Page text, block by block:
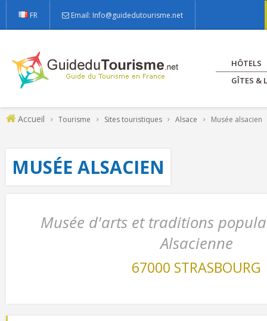
FR Email: Info@guidedutourisme.net
HÔTELS
GÎTES &
Accueil Tourisme Sites touristiques Alsace Musée alsacien
MUSÉE ALSACIEN
Musée d'arts et traditions
Alsacienne
67000 STRASBOURG